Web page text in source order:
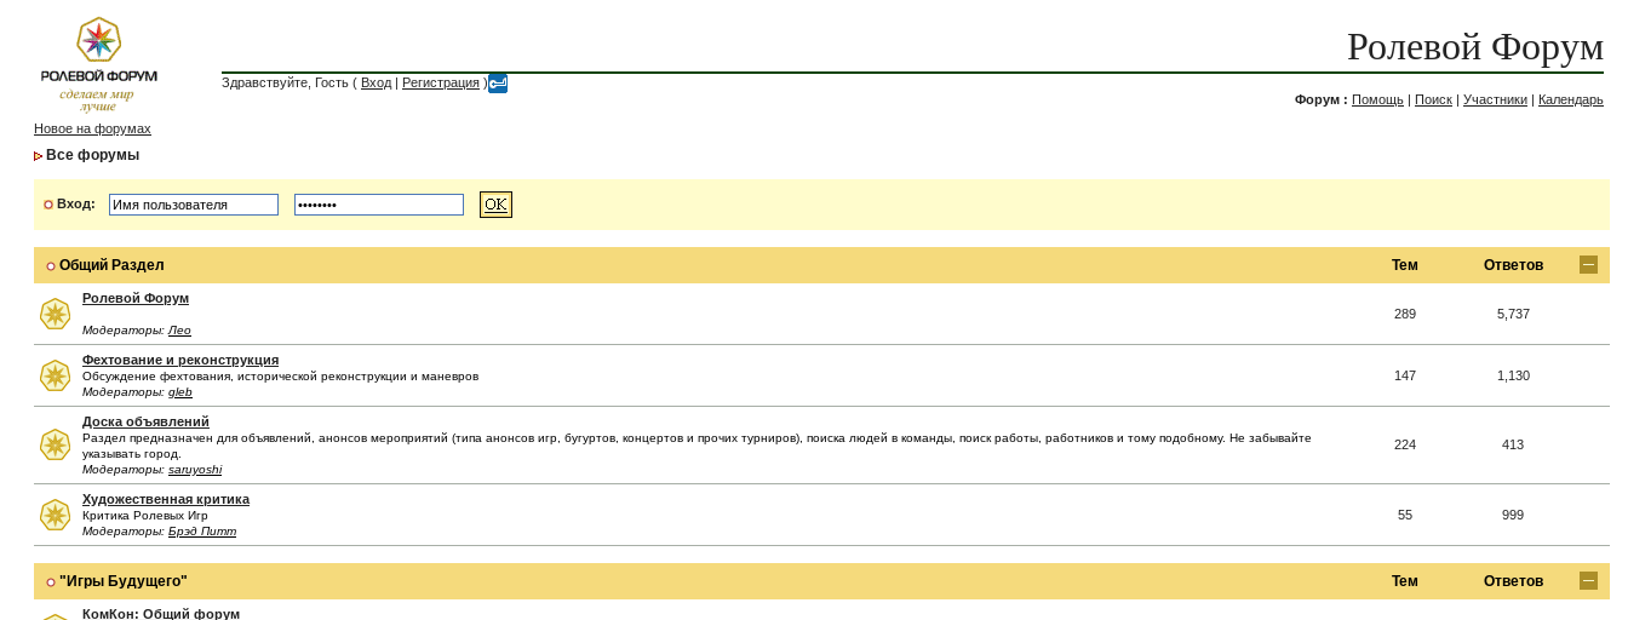
Ролевой Форум
Здравствуйте, Гость ( Вход | Регистрация )
Форум : Помощь | Поиск | Участники | Календарь
Новое на форумах
Все форумы
Вход:
Общий Раздел Тем Ответов
Ролевой Форум
Модераторы: Лео
289 5,737
Фехтование и реконструкция
Обсуждение фехтования, исторической реконструкции и маневров
Модераторы: gleb
147 1,130
Доска объявлений
Раздел предназначен для объявлений, анонсов мероприятий (типа анонсов игр, бугуртов, концертов и прочих турниров), поиска людей в команды, поиск работы, работников и тому подобному. Не забывайте
указывать город.
Модераторы: saruyoshi
224 413
Художественная критика
Критика Ролевых Игр
Модераторы: Брэд Питт
55 999
"Игры Будущего" Тем Ответов
КомКон: Общий форум